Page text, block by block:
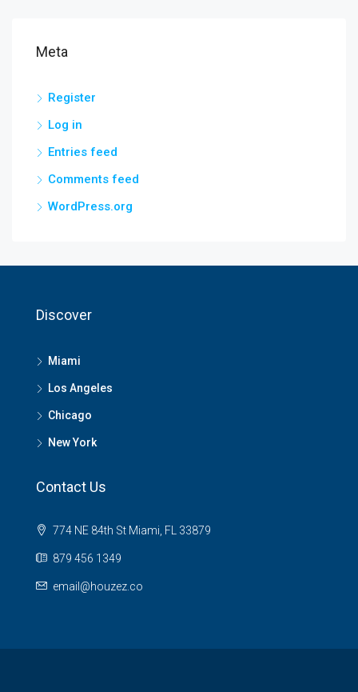
Meta
Register
Log in
Entries feed
Comments feed
WordPress.org
Discover
Miami
Los Angeles
Chicago
New York
Contact Us
774 NE 84th St Miami, FL 33879
879 456 1349
email@houzez.co